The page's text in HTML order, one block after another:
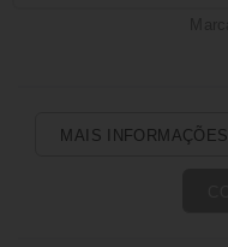
MAIS INFORMAÇÕES